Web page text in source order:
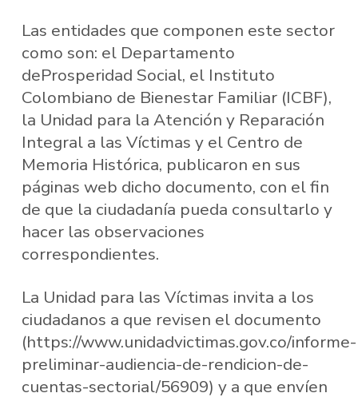
Las entidades que componen este sector
como son: el Departamento
deProsperidad Social, el Instituto
Colombiano de Bienestar Familiar (ICBF),
la Unidad para la Atención y Reparación
Integral a las Víctimas y el Centro de
Memoria Histórica, publicaron en sus
páginas web dicho documento, con el fin
de que la ciudadanía pueda consultarlo y
hacer las observaciones
correspondientes.
La Unidad para las Víctimas invita a los
ciudadanos a que revisen el documento
(https://www.unidadvictimas.gov.co/informe-
preliminar-audiencia-de-rendicion-de-
cuentas-sectorial/56909) y a que envíen